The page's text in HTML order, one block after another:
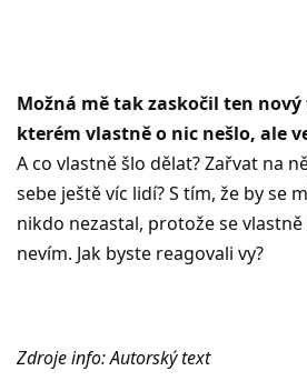
Možná mě tak zaskočil ten
kterém vlastně o nic nešlo, ale
A co vlastně šlo dělat? Zařvat na
sebe ještě víc lidí? S tím, že by se
nikdo nezastal, protože se
nevím. Jak byste reagovali vy?
Zdroje info: Autorský text